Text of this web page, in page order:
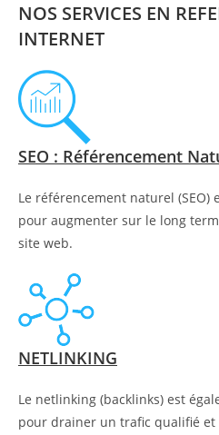
NOS SERVICES EN
INTERNET
SEO : Référencement
Le référencement naturel
pour augmenter sur le long
site web.
NETLINKING
Le netlinking (backlinks) est
pour drainer un trafic qualifié et